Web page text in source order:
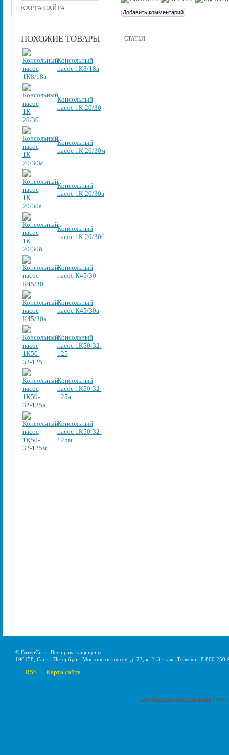
КАРТА САЙТА
ПОХОЖИЕ ТОВАРЫ
Консольный
насос 1К8/18а
Консольный
насос 1К 20/30
Консольный
насос 1К 20/30м
Консольный
насос 1К 20/30а
Консольный
насос 1К 20/30б
Консольный
насос К45/30
Консольный
насос К45/30а
Консольный
насос 1К50-32-
125
Консольный
насос 1К50-32-
125а
Консольный
насос 1К50-32-
125м
СТАТЬИ
© ВатерСити. Все права защищены.
196158, Санкт-Петербург, Московское шоссе, д. 23, к. 2, 3 этаж. Телефон: 8 800
RSS Карта сайта
Создание интернет-магазина